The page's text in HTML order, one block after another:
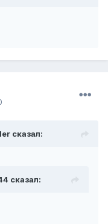
сказал:
сказал: